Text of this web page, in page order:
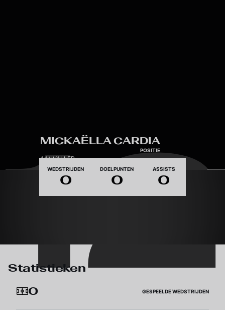
12
MICKAËLLA CARDIA
POSITIE
AANVALLER
WEDSTRIJDEN
0
DOELPUNTEN
0
ASSISTS
0
Statistieken
0
GESPEELDE WEDSTRIJDEN